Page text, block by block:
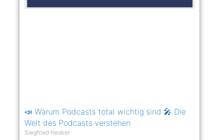
📣 Warum Podcasts total wichtig sind 🎤 Die
Welt des Podcasts verstehen
Siegfried Hesker